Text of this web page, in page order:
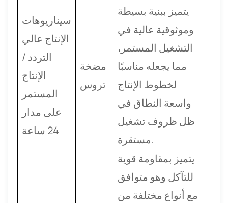
سيناريوهات
الإنتاج عالي
التردد /
الإنتاج
المستمر
على مدار
24 ساعة
مضخة
تروس
يتميز ببنية بسيطة
وموثوقية عالية في
التشغيل المستمر،
مما يجعله مناسبًا
لخطوط الإنتاج
واسعة النطاق في
ظل ظروف تشغيل
مستقرة.
يتميز بمقاومة قوية
للتآكل وهو متوافق
مع أنواع مختلفة من